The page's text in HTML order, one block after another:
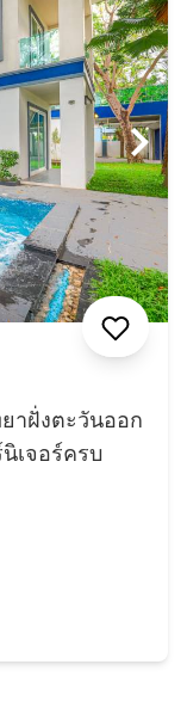
าฝั่งตะวันออก
เจอร์ครบ